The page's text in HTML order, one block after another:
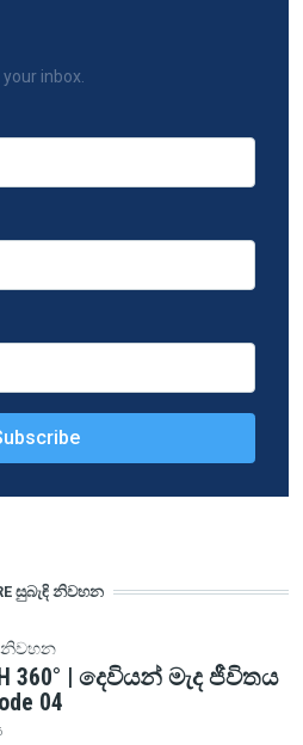
inbox.
සුබැඳි නිවහන
නිවහන
360° | දෙවියන් මැද ජීවිතය
04